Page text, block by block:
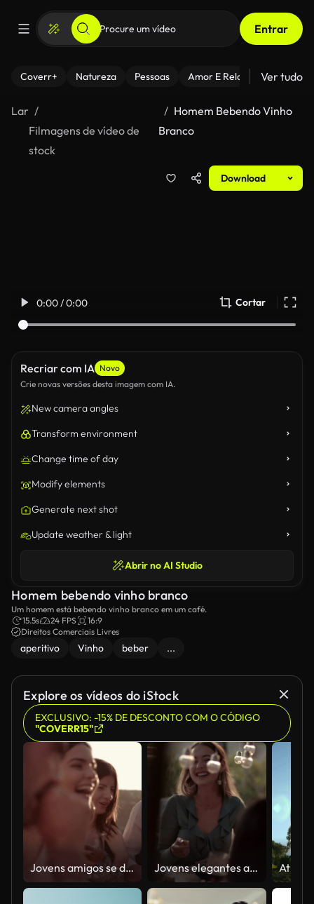
Entrar
Coverr+ Natureza Pessoas Amor E Relacionamentos
Ver tudo
Lar
Filmagens de vídeo de
stock
Homem Bebendo Vinho
Branco
Download
0:00 / 0:00 Cortar
Recriar com IA Novo
Crie novas versões desta imagem com IA.
New camera angles
Transform environment
Change time of day
Modify elements
Generate next shot
Update weather & light
Abrir no AI Studio
Homem bebendo vinho branco
Um homem está bebendo vinho branco em um café.
15.5s
24 FPS
16:9
Direitos Comerciais Livres
aperitivo Vinho beber ...
Explore os vídeos do iStock
EXCLUSIVO: -15% DE DESCONTO COM O CÓDIGO
"COVERR15"
Jovens amigos se divertindo na festa da aldeia de montanha rústico Jovens elegantes amigos se divertindo no restaurante do casa de campo rústica rural